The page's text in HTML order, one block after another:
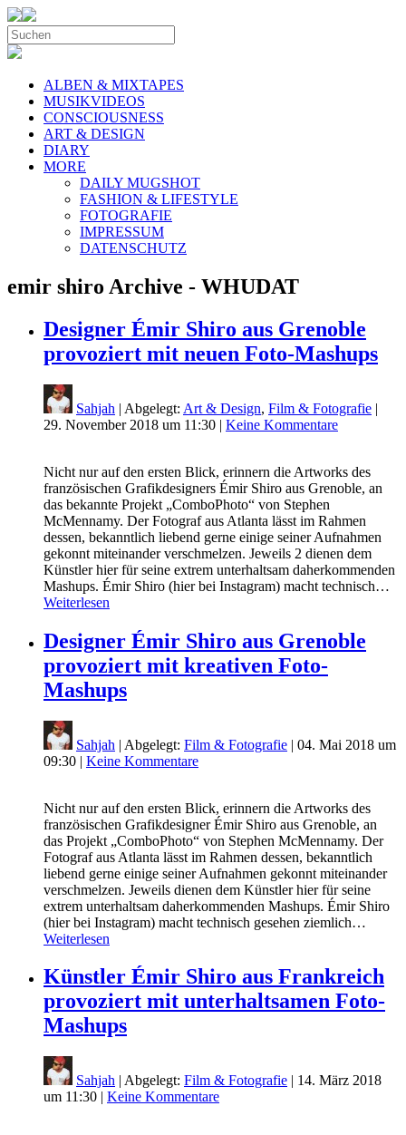
ALBEN & MIXTAPES
MUSIKVIDEOS
CONSCIOUSNESS
ART & DESIGN
DIARY
MORE
DAILY MUGSHOT
FASHION & LIFESTYLE
FOTOGRAFIE
IMPRESSUM
DATENSCHUTZ
emir shiro Archive - WHUDAT
Designer Émir Shiro aus Grenoble
provoziert mit neuen Foto-Mashups
Sahjah | Abgelegt: Art & Design, Film & Fotografie |
29. November 2018 um 11:30 | Keine Kommentare
Nicht nur auf den ersten Blick, erinnern die Artworks des
französischen Grafikdesigners Émir Shiro aus Grenoble, an
das bekannte Projekt „ComboPhoto“ von Stephen
McMennamy. Der Fotograf aus Atlanta lässt im Rahmen
dessen, bekanntlich liebend gerne einige seiner Aufnahmen
gekonnt miteinander verschmelzen. Jeweils 2 dienen dem
Künstler hier für seine extrem unterhaltsam daherkommenden
Mashups. Émir Shiro (hier bei Instagram) macht technisch…
Weiterlesen
Designer Émir Shiro aus Grenoble
provoziert mit kreativen Foto-
Mashups
Sahjah | Abgelegt: Film & Fotografie | 04. Mai 2018 um
09:30 | Keine Kommentare
Nicht nur auf den ersten Blick, erinnern die Artworks des
französischen Grafikdesigner Émir Shiro aus Grenoble, an
das Projekt „ComboPhoto“ von Stephen McMennamy. Der
Fotograf aus Atlanta lässt im Rahmen dessen, bekanntlich
liebend gerne einige seiner Aufnahmen gekonnt miteinander
verschmelzen. Jeweils dienen dem Künstler hier für seine
extrem unterhaltsam daherkommenden Mashups. Émir Shiro
(hier bei Instagram) macht technisch gesehen ziemlich…
Weiterlesen
Künstler Émir Shiro aus Frankreich
provoziert mit unterhaltsamen Foto-
Mashups
Sahjah | Abgelegt: Film & Fotografie | 14. März 2018
um 11:30 | Keine Kommentare